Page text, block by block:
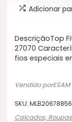
Adicionar
DescriçãoTop
27070
fios especiais
Vendido porESAM
SKU:
Calçados,